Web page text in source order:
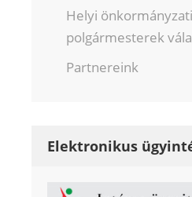
Helyi
polgármesterek
Partnereink
Elektronikus